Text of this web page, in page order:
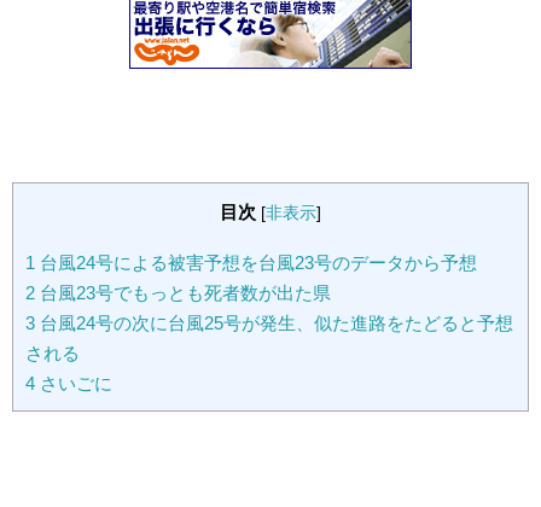
目次 [非表示]
1 台風24号による被害予想を台風23号のデータから予想
2 台風23号でもっとも死者数が出た県
3 台風24号の次に台風25号が発生、似た進路をたどると予想
される
4 さいごに